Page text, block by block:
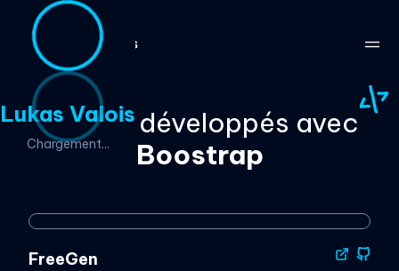
Lukas Valois
Chargement...
Projets développés avec
Boostrap
FreeGen